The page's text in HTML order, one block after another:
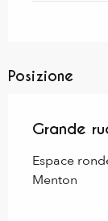
Posizione
Grande
Espace
Menton